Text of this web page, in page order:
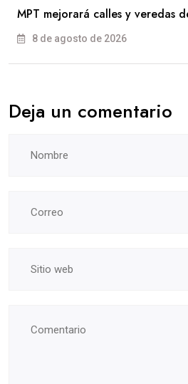
MPT mejorará calles y veredas
8 de agosto de 2026
Deja un comentario